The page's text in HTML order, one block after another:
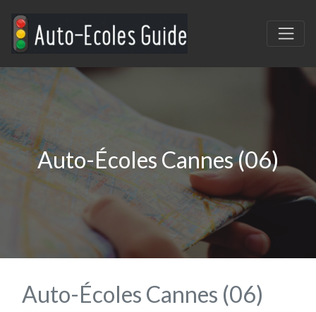
Auto-Écoles Cannes (06)
Auto-Écoles Cannes (06)